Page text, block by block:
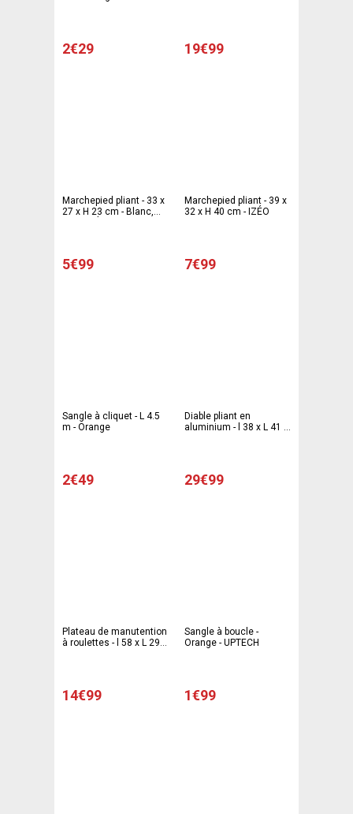
2€29 19€99
Marchepied pliant - 33 x
27 x H 23 cm - Blanc,
5€99
Marchepied pliant - 39 x
32 x H 40 cm - IZÉO
7€99
Sangle à cliquet - L 4.5
m - Orange
2€49
Diable pliant en
aluminium - l 38 x L 41 x
29€99
Plateau de manutention
à roulettes - l 58 x L 29 x
14€99
Sangle à boucle -
Orange - UPTECH
1€99